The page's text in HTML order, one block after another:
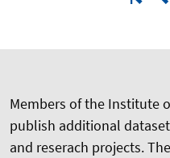
Members of the Institute
publish additional
and reserach projects.